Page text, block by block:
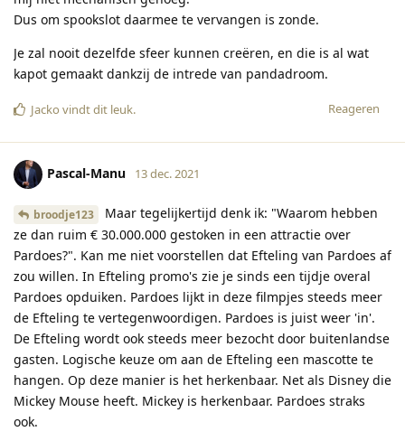
Dus om spookslot daarmee te vervangen is zonde.
Je zal nooit dezelfde sfeer kunnen creëren, en die is al wat
kapot gemaakt dankzij de intrede van pandadroom.
Reageren
Jacko vindt dit leuk.
Pascal-Manu 13 dec. 2021
broodje123
Maar tegelijkertijd denk ik: "Waarom hebben
ze dan ruim € 30.000.000 gestoken in een attractie over
Pardoes?". Kan me niet voorstellen dat Efteling van Pardoes af
zou willen. In Efteling promo's zie je sinds een tijdje overal
Pardoes opduiken. Pardoes lijkt in deze filmpjes steeds meer
de Efteling te vertegenwoordigen. Pardoes is juist weer 'in'.
De Efteling wordt ook steeds meer bezocht door buitenlandse
gasten. Logische keuze om aan de Efteling een mascotte te
hangen. Op deze manier is het herkenbaar. Net als Disney die
Mickey Mouse heeft. Mickey is herkenbaar. Pardoes straks
ook.